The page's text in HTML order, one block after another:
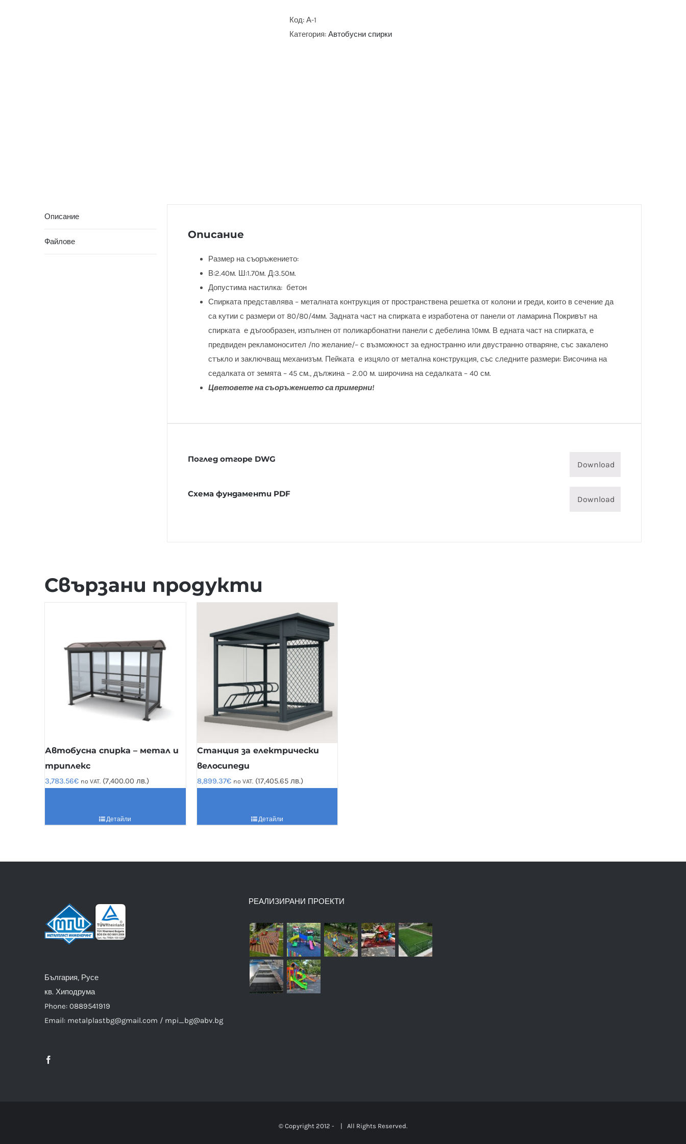
Код: А-1
Категория: Автобусни спирки
Описание
Файлове
Описание
Размер на съоръжението:
В:2.40м. Ш:1.70м. Д:3.50м.
Допустима настилка: бетон
Спирката представлява – металната контрукция от пространствена решетка от колони и греди, които в сечение да
са кутии с размери от 80/80/4мм. Задната част на спирката е изработена от панели от ламарина Покривът на
спирката е дъгообразен, изпълнен от поликарбонатни панели с дебелина 10мм. В едната част на спирката, е
предвиден рекламоносител /по желание/– с възможност за едностранно или двустранно отваряне, със закалено
стъкло и заключващ механизъм. Пейката е изцяло от метална конструкция, със следните размери: Височина на
седалката от земята – 45 см., дължина – 2.00 м. широчина на седалката – 40 см.
Цветовете на съоръжението са примерни!
Поглед отгоре DWG
Download
Схема фундаменти PDF
Download
Свързани продукти
Автобусна спирка – метал и
триплекс
3,783.56€ no VAT. (7,400.00 лв.)
Детайли
Станция за електрически
велосипеди
8,899.37€ no VAT. (17,405.65 лв.)
Детайли
България, Русе
кв. Хиподрума
Phone: 0889541919
Email: metalplastbg@gmail.com / mpi_bg@abv.bg
РЕАЛИЗИРАНИ ПРОЕКТИ
© Copyright 2012 - | All Rights Reserved.